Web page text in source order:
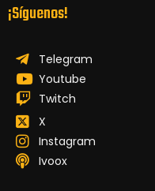
¡Síguenos!
Telegram
Youtube
Twitch
X
Instagram
Ivoox